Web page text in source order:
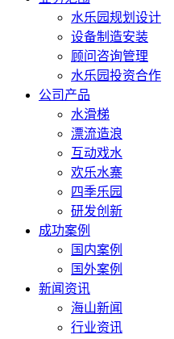
水乐园规划设计
设备制造安装
顾问咨询管理
水乐园投资合作
公司产品
水滑梯
漂流造浪
互动戏水
欢乐水寨
四季乐园
研发创新
成功案例
国内案例
国外案例
新闻资讯
海山新闻
行业资讯